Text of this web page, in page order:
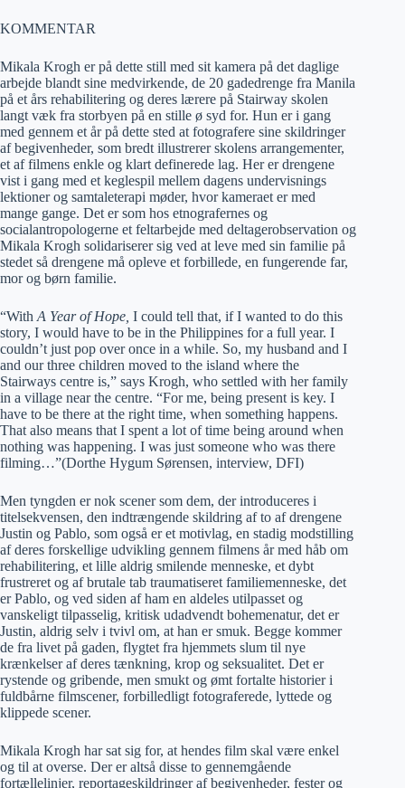
KOMMENTAR
Mikala Krogh er på dette still med sit kamera på det daglige
arbejde blandt sine medvirkende, de 20 gadedrenge fra Manila
på et års rehabilitering og deres lærere på Stairway skolen
langt væk fra storbyen på en stille ø syd for. Hun er i gang
med gennem et år på dette sted at fotografere sine skildringer
af begivenheder, som bredt illustrerer skolens arrangementer,
et af filmens enkle og klart definerede lag. Her er drengene
vist i gang med et keglespil mellem dagens undervisnings
lektioner og samtaleterapi møder, hvor kameraet er med
mange gange. Det er som hos etnografernes og
socialantropologerne et feltarbejde med deltagerobservation og
Mikala Krogh solidariserer sig ved at leve med sin familie på
stedet så drengene må opleve et forbillede, en fungerende far,
mor og børn familie.
“With A Year of Hope, I could tell that, if I wanted to do this
story, I would have to be in the Philippines for a full year. I
couldn’t just pop over once in a while. So, my husband and I
and our three children moved to the island where the
Stairways centre is,” says Krogh, who settled with her family
in a village near the centre. “For me, being present is key. I
have to be there at the right time, when something happens.
That also means that I spent a lot of time being around when
nothing was happening. I was just someone who was there
filming…”(Dorthe Hygum Sørensen, interview, DFI)
Men tyngden er nok scener som dem, der introduceres i
titelsekvensen, den indtrængende skildring af to af drengene
Justin og Pablo, som også er et motivlag, en stadig modstilling
af deres forskellige udvikling gennem filmens år med håb om
rehabilitering, et lille aldrig smilende menneske, et dybt
frustreret og af brutale tab traumatiseret familiemenneske, det
er Pablo, og ved siden af ham en aldeles utilpasset og
vanskeligt tilpasselig, kritisk udadvendt bohemenatur, det er
Justin, aldrig selv i tvivl om, at han er smuk. Begge kommer
de fra livet på gaden, flygtet fra hjemmets slum til nye
krænkelser af deres tænkning, krop og seksualitet. Det er
rystende og gribende, men smukt og ømt fortalte historier i
fuldbårne filmscener, forbilledligt fotograferede, lyttede og
klippede scener.
Mikala Krogh har sat sig for, at hendes film skal være enkel
og til at overse. Der er altså disse to gennemgående
fortællelinjer, reportageskildringer af begivenheder, fester og